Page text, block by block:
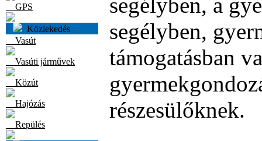
GPS
Közlekedés
Vasút
Vasúti járművek
Közút
Hajózás
Repülés
segélyben,
támogatásban
részesülőknek.